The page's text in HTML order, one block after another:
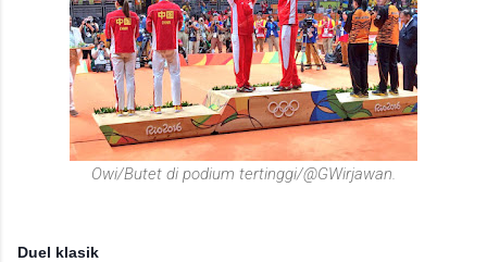
Owi/Butet di podium tertinggi/@GWirjawan.
Duel klasik